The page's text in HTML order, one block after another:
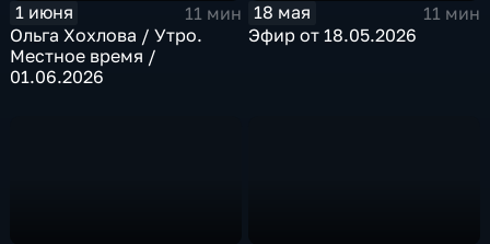
1 июня
11 мин
Ольга Хохлова / Утро.
Местное время /
01.06.2026
18 мая
11 мин
Эфир от 18.05.2026